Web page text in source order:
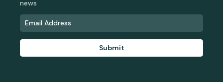
news
Submit